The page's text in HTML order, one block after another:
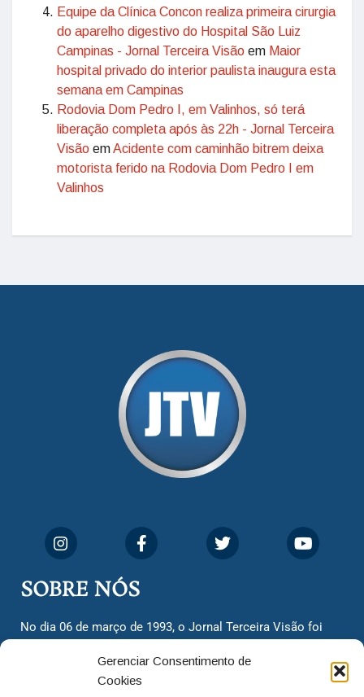
Gerenciar Consentimento de
Cookies
Equipe da Clínica Concon realiza primeira cirurgia
do aparelho digestivo do Hospital São Luiz
Campinas - Jornal Terceira Visão em Maior
hospital privado do interior paulista inaugura esta
semana em Campinas
Rodovia Dom Pedro I, em Valinhos, só terá
liberação completa após às 22h - Jornal Terceira
Visão emAcidente com caminhão bitrem deixa
motorista ferido na Rodovia Dom Pedro I em
Valinhos
SOBRE NÓS
No dia 06 de março de 1993, o Jornal Terceira Visão foi
cidadãos valinhenses, já que naquela época só existiam
dois jornais. Há mais de 30 anos, o jornal continua